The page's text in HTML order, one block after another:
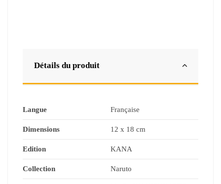
Détails du produit
Langue Française
Dimensions 12 x 18 cm
Edition KANA
Collection Naruto